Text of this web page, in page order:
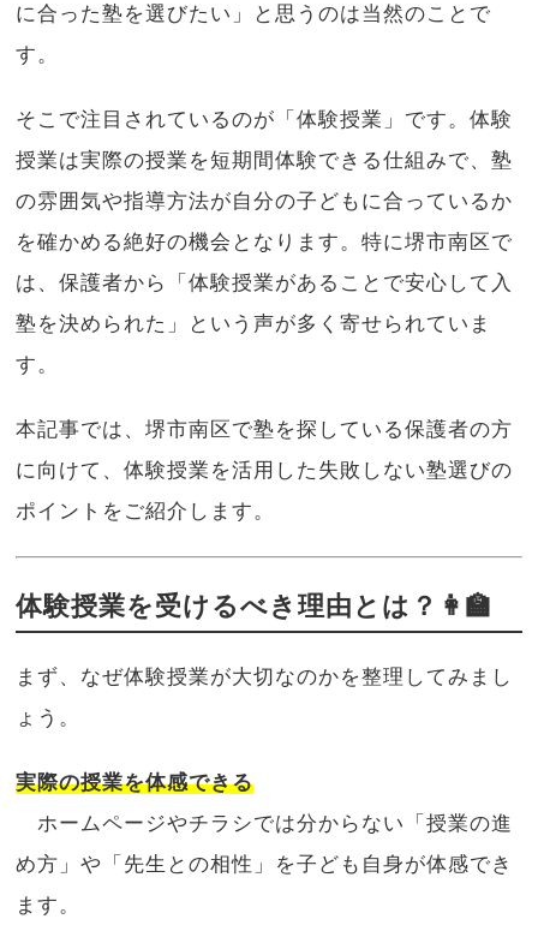
に合った塾を選びたい」と思うのは当然のことで
す。
そこで注目されているのが「体験授業」です。体験
授業は実際の授業を短期間体験できる仕組みで、塾
の雰囲気や指導方法が自分の子どもに合っているか
を確かめる絶好の機会となります。特に堺市南区で
は、保護者から「体験授業があることで安心して入
塾を決められた」という声が多く寄せられていま
す。
本記事では、堺市南区で塾を探している保護者の方
に向けて、体験授業を活用した失敗しない塾選びの
ポイントをご紹介します。
体験授業を受けるべき理由とは？👩‍🏫
まず、なぜ体験授業が大切なのかを整理してみまし
ょう。
実際の授業を体感できる
ホームページやチラシでは分からない「授業の進
め方」や「先生との相性」を子ども自身が体感でき
ます。